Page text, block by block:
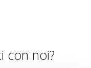
con noi?